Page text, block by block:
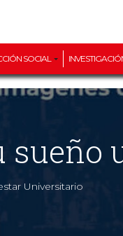
SOCIAL
Universitario